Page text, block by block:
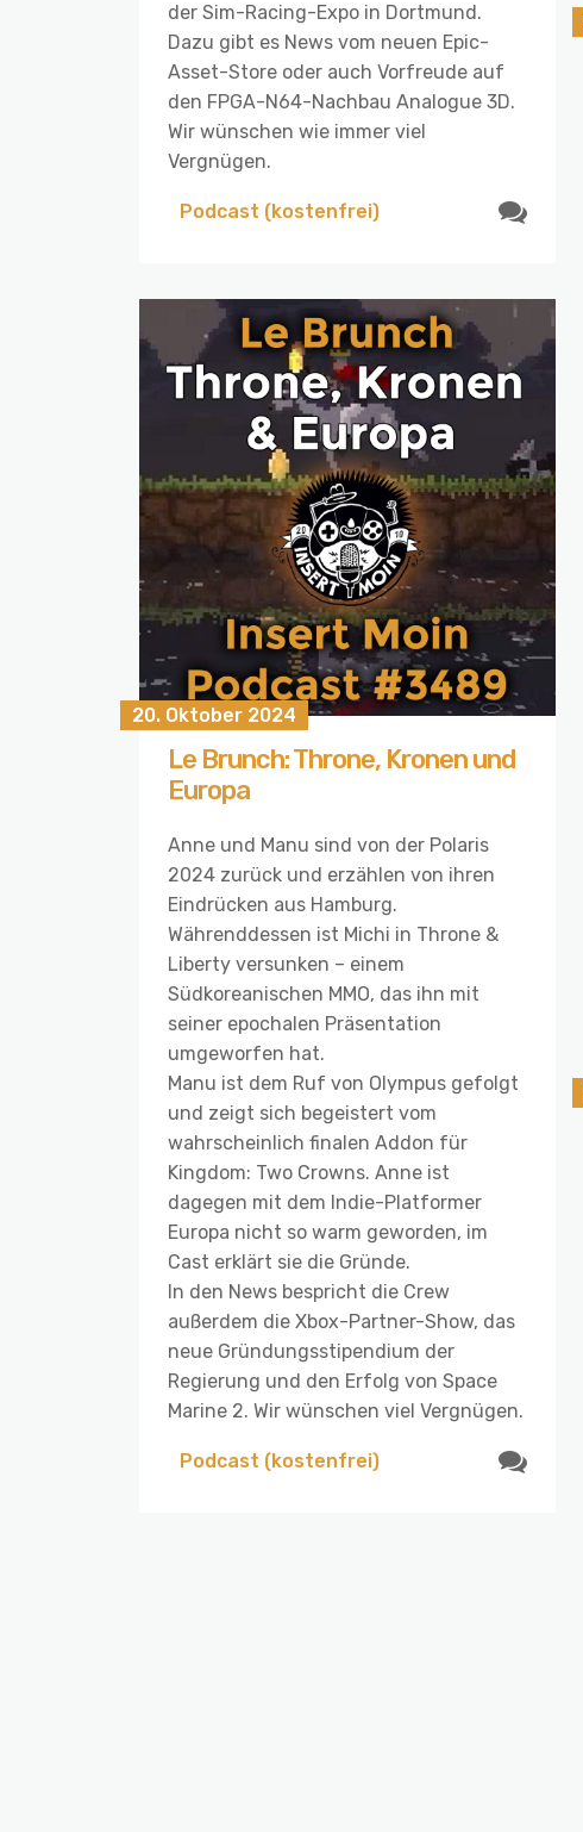
der Sim-Racing-Expo in Dortmund.
Dazu gibt es News vom neuen Epic-
Asset-Store oder auch Vorfreude auf
den FPGA-N64-Nachbau Analogue 3D.
Wir wünschen wie immer viel
Vergnügen.
Podcast (kostenfrei)
20. Oktober 2024
Le Brunch: Throne, Kronen und
Europa
Anne und Manu sind von der Polaris
2024 zurück und erzählen von ihren
Eindrücken aus Hamburg.
Währenddessen ist Michi in Throne &
Liberty versunken – einem
Südkoreanischen MMO, das ihn mit
seiner epochalen Präsentation
umgeworfen hat.
Manu ist dem Ruf von Olympus gefolgt
und zeigt sich begeistert vom
wahrscheinlich finalen Addon für
Kingdom: Two Crowns. Anne ist
dagegen mit dem Indie-Platformer
Europa nicht so warm geworden, im
Cast erklärt sie die Gründe.
In den News bespricht die Crew
außerdem die Xbox-Partner-Show, das
neue Gründungsstipendium der
Regierung und den Erfolg von Space
Marine 2. Wir wünschen viel Vergnügen.
Podcast (kostenfrei)